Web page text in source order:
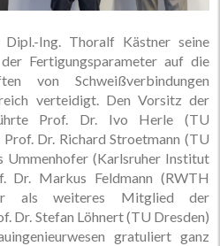
Ing. Thoralf Kästner seine
Fertigungsparameter auf die
von Schweißverbindungen
verteidigt. Den Vorsitz der
Prof. Dr. Ivo Herle (TU
Dr. Richard Stroetmann (TU
Ummenhofer (Karlsruher Institut
Dr. Markus Feldmann (RWTH
als weiteres Mitglied der
Dr. Stefan Löhnert (TU Dresden)
gratuliert ganz